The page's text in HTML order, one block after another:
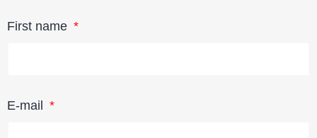
First name
E-mail